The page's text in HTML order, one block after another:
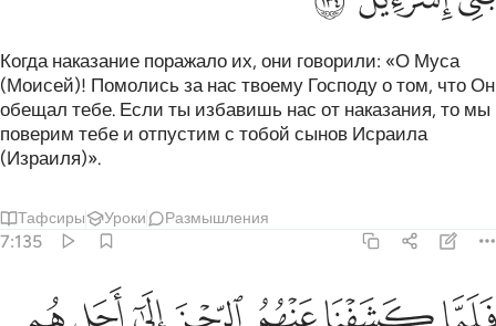
Когда наказание поражало их, они говорили: «О Муса
(Моисей)! Помолись за нас твоему Господу о том, что Он
обещал тебе. Если ты избавишь нас от наказания, то мы
поверим тебе и отпустим с тобой сынов Исраила
(Израиля)».
Тафсиры Уроки Размышления
7:135
فلما كشفنا عنهم الرجز الى اجل هم بالغوه اذا هم ينكثون ١٣٥
فَلَمَّا كَشَفْنَا عَنْهُمُ ٱلرِّجْزَ إِلَىٰٓ أَجَلٍ هُم بَـٰلِغُوهُ إِذَا هُمْ يَنكُثُونَ ١٣٥